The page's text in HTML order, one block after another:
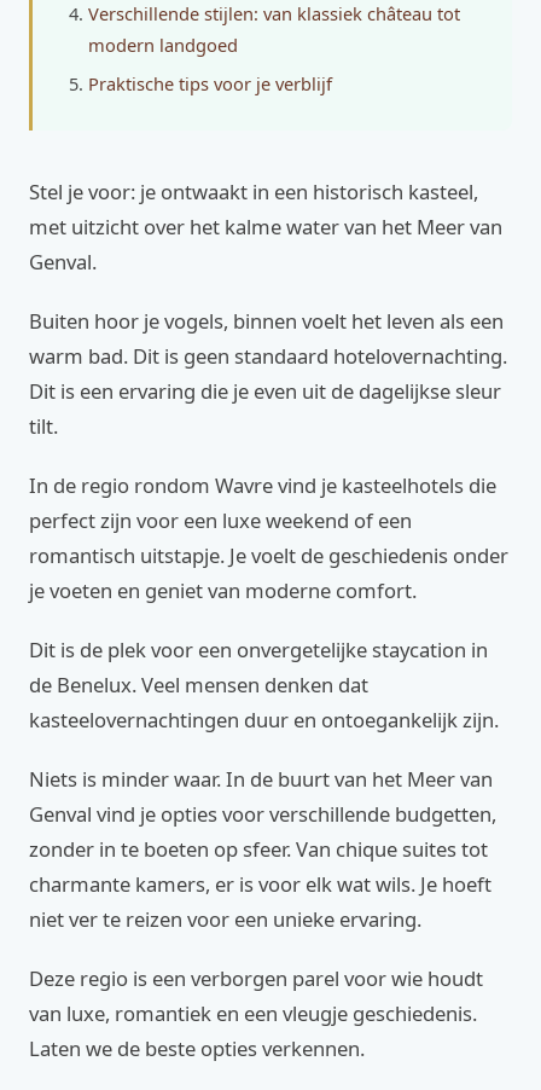
Verschillende stijlen: van klassiek château tot
modern landgoed
Praktische tips voor je verblijf
Stel je voor: je ontwaakt in een historisch kasteel,
met uitzicht over het kalme water van het Meer van
Genval.
Buiten hoor je vogels, binnen voelt het leven als een
warm bad. Dit is geen standaard hotelovernachting.
Dit is een ervaring die je even uit de dagelijkse sleur
tilt.
In de regio rondom Wavre vind je kasteelhotels die
perfect zijn voor een luxe weekend of een
romantisch uitstapje. Je voelt de geschiedenis onder
je voeten en geniet van moderne comfort.
Dit is de plek voor een onvergetelijke staycation in
de Benelux. Veel mensen denken dat
kasteelovernachtingen duur en ontoegankelijk zijn.
Niets is minder waar. In de buurt van het Meer van
Genval vind je opties voor verschillende budgetten,
zonder in te boeten op sfeer. Van chique suites tot
charmante kamers, er is voor elk wat wils. Je hoeft
niet ver te reizen voor een unieke ervaring.
Deze regio is een verborgen parel voor wie houdt
van luxe, romantiek en een vleugje geschiedenis.
Laten we de beste opties verkennen.